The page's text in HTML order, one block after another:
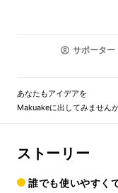
サポーター
あなたもアイデアを
Makuakeに出してみません
ストーリー
誰でも使いやすく